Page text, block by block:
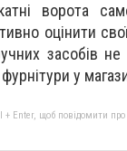
ворота
оцінити
засобів
у
+ Enter, щоб повідомити